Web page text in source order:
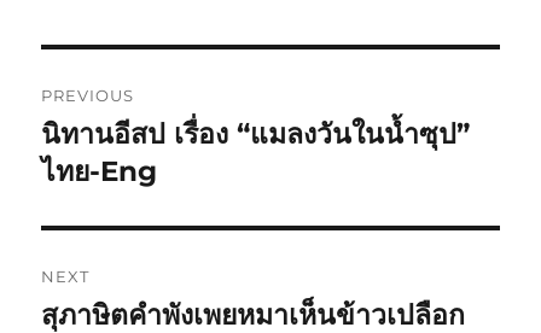
PREVIOUS
นิทานอีสป เรื่อง “แมลงวันในน้ำซุป”
ไทย-Eng
NEXT
สุภาษิตคำพังเพยหมาเห็นข้าวเปลือก